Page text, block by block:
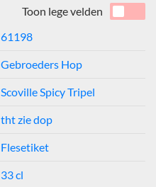
Toon lege velden
61198
Gebroeders Hop
Scoville Spicy Tripel
tht zie dop
Flesetiket
33 cl